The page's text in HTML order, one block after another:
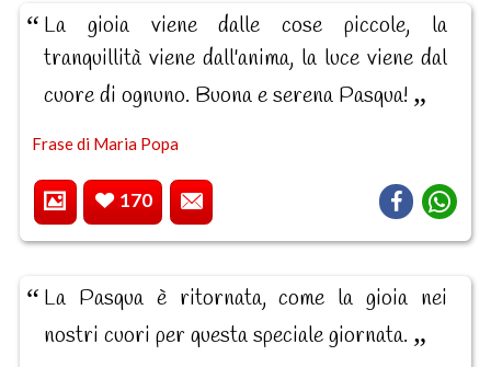
La gioia viene dalle cose piccole, la
tranquillità viene dall'anima, la luce viene dal
cuore di ognuno. Buona e serena Pasqua!
Frase di Maria Popa
170
La Pasqua è ritornata, come la gioia nei
nostri cuori per questa speciale giornata.